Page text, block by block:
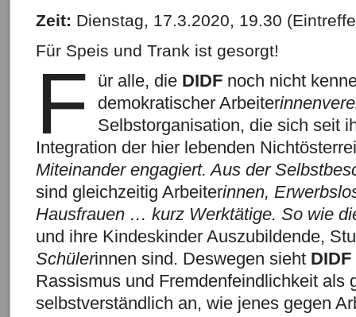
Zeit: Dienstag, 17.3.2020, 19.30
Für Speis und Trank ist gesorgt!
F ür alle, die DIDF noch nicht
demokratischer Arbeiter
Selbstorganisation, die sich seit
Integration der hier lebenden
Miteinander engagiert. Aus der
sind gleichzeitig Arbeiterinnen,
Hausfrauen … kurz Werktätige. So wie
und ihre Kindeskinder Auszubildende,
Schülerinnen sind. Deswegen sieht DIDF
Rassismus und Fremdenfeindlichkeit als
selbstverständlich an, wie jenes gegen